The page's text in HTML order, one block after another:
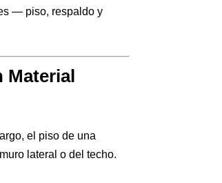
— piso, respaldo y
Material
el piso de una
lateral o del techo.